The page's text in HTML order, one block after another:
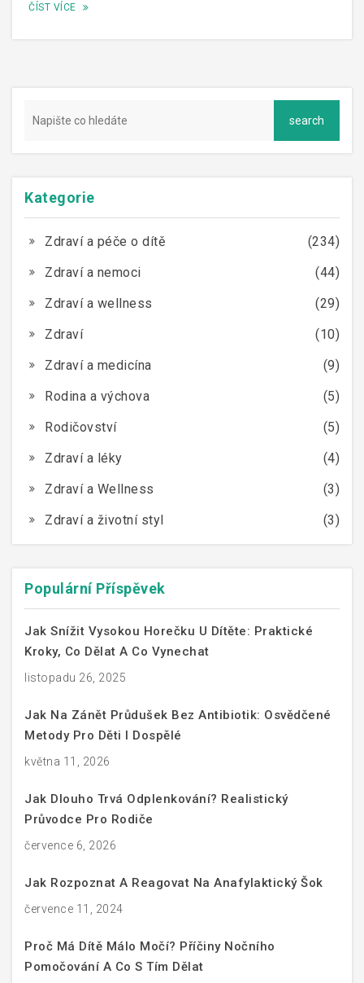
dítěte.
ČÍST VÍCE
Kategorie
Zdraví a péče o dítě
(234)
Zdraví a nemoci
(44)
Zdraví a wellness
(29)
Zdraví
(10)
Zdraví a medicína
(9)
Rodina a výchova
(5)
Rodičovství
(5)
Zdraví a léky
(4)
Zdraví a Wellness
(3)
Zdraví a životní styl
(3)
Populární Příspěvek
Jak Snížit Vysokou Horečku U Dítěte: Praktické
Kroky, Co Dělat A Co Vynechat
listopadu 26, 2025
Jak Na Zánět Průdušek Bez Antibiotik: Osvědčené
Metody Pro Děti I Dospělé
května 11, 2026
Jak Dlouho Trvá Odplenkování? Realistický
Průvodce Pro Rodiče
července 6, 2026
Jak Rozpoznat A Reagovat Na Anafylaktický Šok
července 11, 2024
Proč Má Dítě Málo Močí? Příčiny Nočního
Pomočování A Co S Tím Dělat